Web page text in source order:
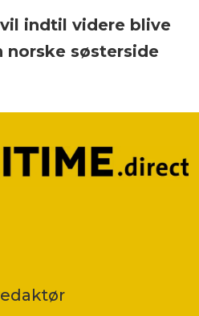
indtil videre blive
søsterside